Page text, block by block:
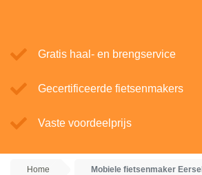
Gratis haal- en brengservice
Gecertificeerde fietsenmakers
Vaste voordeelprijs
Home Mobiele fietsenmaker Eersel